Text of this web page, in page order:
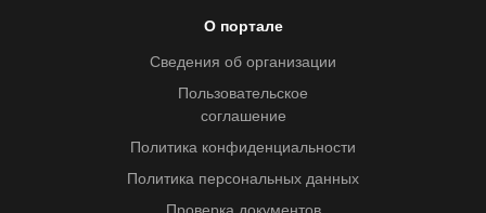
О портале
Сведения об организации
Пользовательское
соглашение
Политика конфиденциальности
Политика персональных данных